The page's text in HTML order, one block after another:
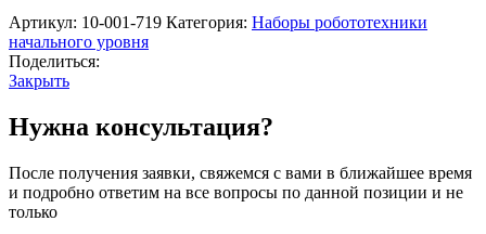
Артикул: 10-001-719 Категория: Наборы робототехники
начального уровня
Поделиться:
Закрыть
Нужна консультация?
После получения заявки, свяжемся с вами в ближайшее время
и подробно ответим на все вопросы по данной позиции и не
только